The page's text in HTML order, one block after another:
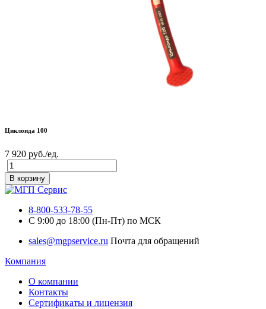
Циклоида 100
7 920 руб./ед.
В корзину
8-800-533-78-55
C 9:00 до 18:00 (Пн-Пт) по МСК
sales@mgpservice.ru Почта для обращений
Компания
О компании
Контакты
Сертификаты и лицензия